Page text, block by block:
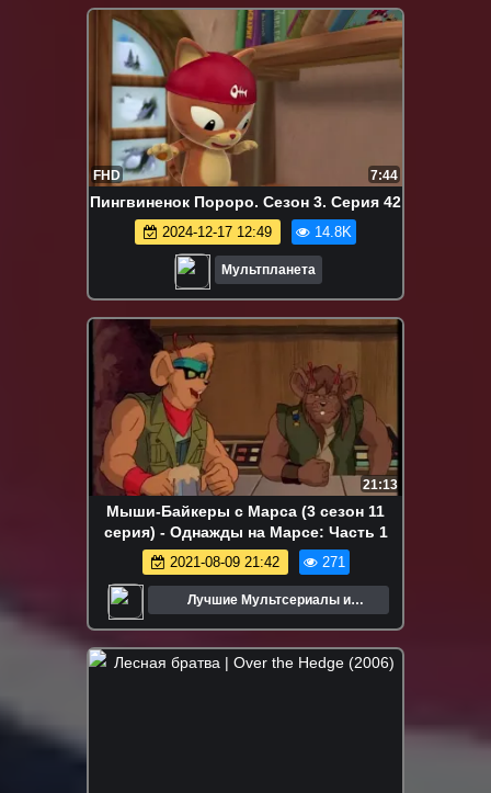
FHD 7:44
Пингвиненок Пороро. Сезон 3. Серия 42
2024-12-17 12:49 14.8K
Мультпланета
21:13
Мыши-Байкеры с Марса (3 сезон 11
серия) - Однажды на Марсе: Часть 1
2021-08-09 21:42 271
Лучшие Мультсериалы и
Мультфильмы